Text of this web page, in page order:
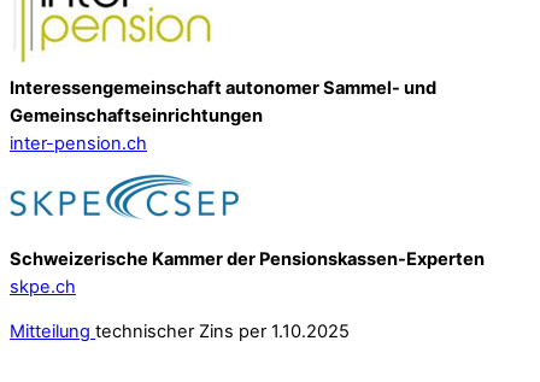
Interessengemeinschaft autonomer Sammel- und
Gemeinschafts­einrichtungen
inter-pension.ch
Schweizerische Kammer der Pensionskassen-Experten
skpe.ch
Mitteilung technischer Zins per 1.10.2025